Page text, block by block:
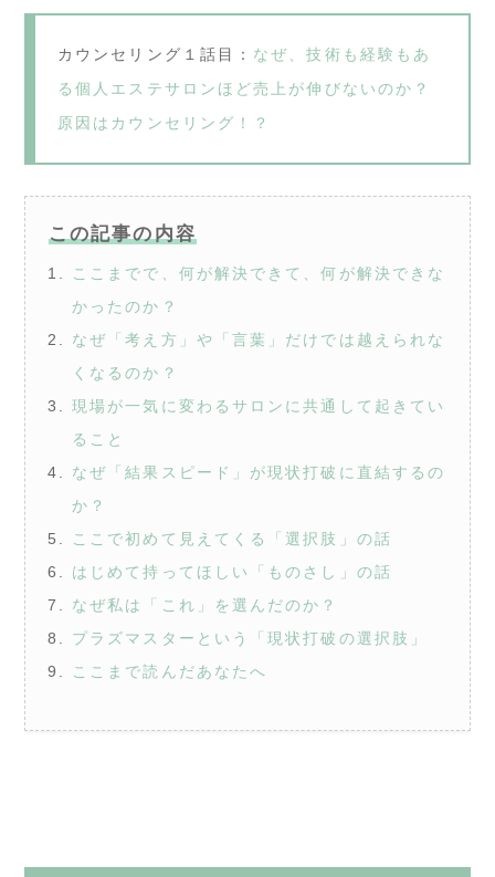
カウンセリング１話目： なぜ、技術も経験もあ
る個人エステサロンほど売上が伸びないのか？
原因はカウンセリング！？
この記事の内容
ここまでで、何が解決できて、何が解決できな
かったのか？
なぜ「考え方」や「言葉」だけでは越えられな
くなるのか？
現場が一気に変わるサロンに共通して起きてい
ること
なぜ「結果スピード」が現状打破に直結するの
か？
ここで初めて見えてくる「選択肢」の話
はじめて持ってほしい「ものさし」の話
なぜ私は「これ」を選んだのか？
プラズマスターという「現状打破の選択肢」
ここまで読んだあなたへ